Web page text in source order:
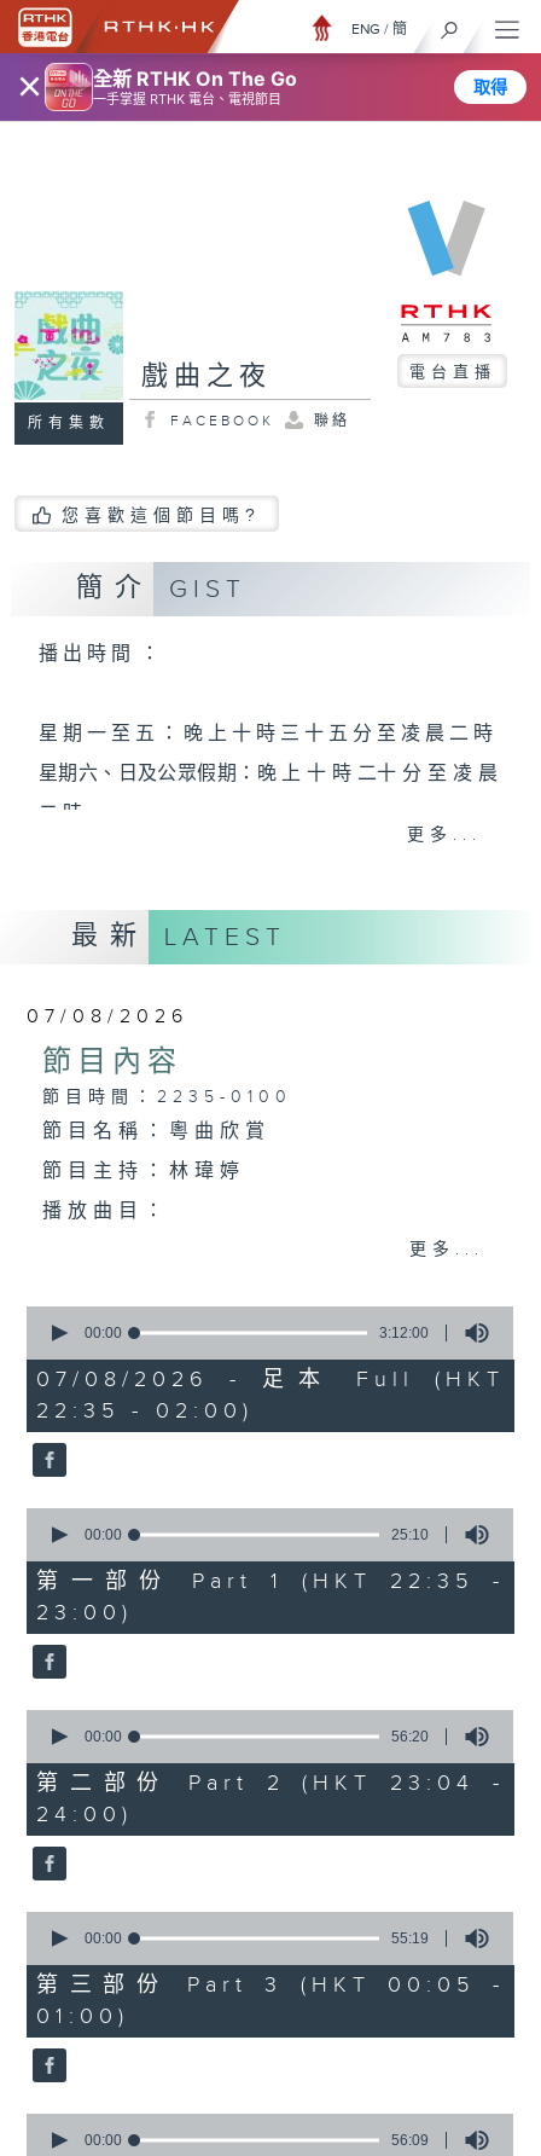
× 全新 RTHK On The Go
一手掌握 RTHK 電台、電視節目
取得
ENG / 簡
所有集數
戲曲之夜 電台直播
FACEBOOK 聯絡
您喜歡這個節目嗎?
簡介 GIST
播 出 時 間 ：
星 期 一 至 五 ： 晚 上 十 時 三 十 五 分 至 凌 晨 二 時
星期六、日及公眾假期：晚 上 十 時 二十 分 至 凌 晨
二 時
黃可柔、馬崇恩、蕭桐、陳婉紅、紅萍、林玉琴、陳
為顧及平日需要上班的聽眾，《戲曲之夜》安排在每
個晚上播放粵曲，以地方語言介紹京劇、潮劇、越劇
等；務求以同一語言介紹同一劇種，望能令廣大聽眾
有更親切的感受。
更多...
最新 LATEST
07/08/2026
節目內容
節目時間：2235-0100
節目名稱：粵曲欣賞
節目主持：林瑋婷
播放曲目：
1. 「俏駙馬偷看公主」
由 彭熾權、盧筱萍 主唱
由 梁漢威、張琴思 主唱
3. 「還我漢江山」
4. 「還我山河還我妻之劫後重逢」
由 李龍、尹飛燕 主唱
5. 「光緒皇血井喚珍妃」
由 文千歲 主唱
節目時間：0100-0200
更多...
seconds
3
hours,
12
minutes,
0
seconds
00:00 3:12:00
07/08/2026 - 足本 Full (HKT
22:35 - 02:00)
seconds
25
minutes,
10
seconds
00:00 25:10
第一部份 Part 1 (HKT 22:35 -
23:00)
seconds
56
minutes,
20
seconds
00:00 56:20
第二部份 Part 2 (HKT 23:04 -
24:00)
seconds
55
minutes,
19
seconds
00:00 55:19
第三部份 Part 3 (HKT 00:05 -
01:00)
seconds
00:00 56:09